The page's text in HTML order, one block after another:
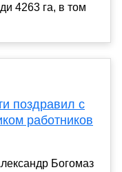
4263 га, в том
поздравил с
работников
Богомаз